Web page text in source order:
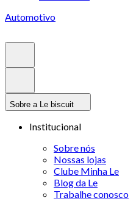
Automotivo
Sobre a Le biscuit
Institucional
Sobre nós
Nossas lojas
Clube Minha Le
Blog da Le
Trabalhe conosco